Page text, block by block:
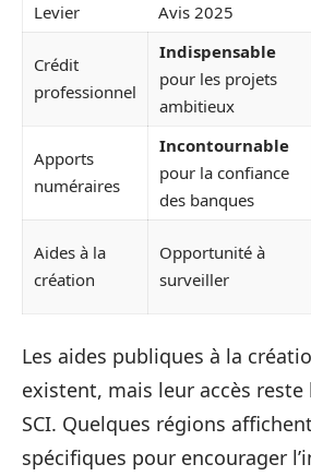
Levier Avis 2025
Crédit
professionnel
Indispensable
pour les projets
ambitieux
Apports
numéraires
Incontournable
pour la confiance
des banques
Aides à la
création
Opportunité à
surveiller
Les aides publiques à la
existent, mais leur accès
SCI. Quelques régions
spécifiques pour encourager